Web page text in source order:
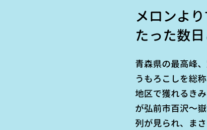
メロンよ
たった数
青森県の最高峰
うもろこしを総
地区で獲れるき
が弘前市百沢～
列が見られ、ま